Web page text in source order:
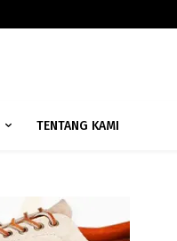
TENTANG KAMI